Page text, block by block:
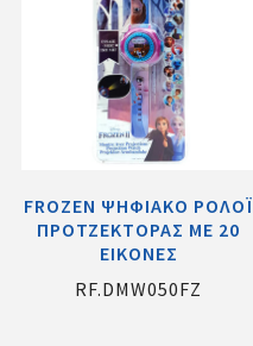
FROZEN ΨΗΦΙΑΚΟ ΡΟΛΟΪ
ΠΡΟΤΖΕΚΤΟΡΑΣ ΜΕ 20
ΕΙΚΟΝΕΣ
RF.DMW050FZ